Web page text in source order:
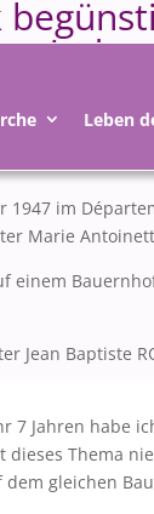
Leben
sind.
1947 im
Marie
einem
Jean Baptiste
7 Jahren habe
Thema
dem gleichen